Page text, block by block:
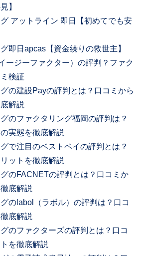
】
アットライン 即日【初めてでも安
即日apcas【資金繰りの救世主】
ージーファクター）の評判？ファク
検証
の建設Payの評判とは？口コミから
解説
のファクタリング福岡の評判は？
実態を徹底解説
で注目のベストペイの評判とは？
ットを徹底解説
のFACNETの評判とは？口コミか
底解説
のlabol（ラボル）の評判は？口コ
底解説
のファクターズの評判とは？口コ
を徹底解説